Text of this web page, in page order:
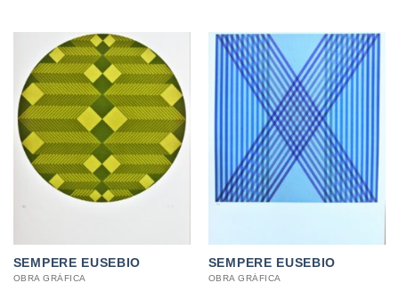
SEMPERE EUSEBIO
OBRA GRÁFICA
SEMPERE EUSEBIO
OBRA GRÁFICA